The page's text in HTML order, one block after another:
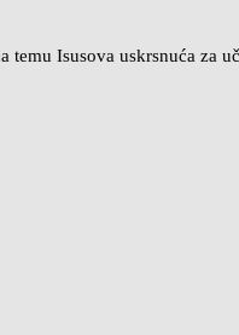
Isusova uskrsnuća za